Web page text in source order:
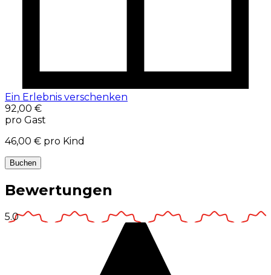
Ein Erlebnis verschenken
92,00 €
pro Gast
46,00 € pro Kind
Buchen
Bewertungen
5.0